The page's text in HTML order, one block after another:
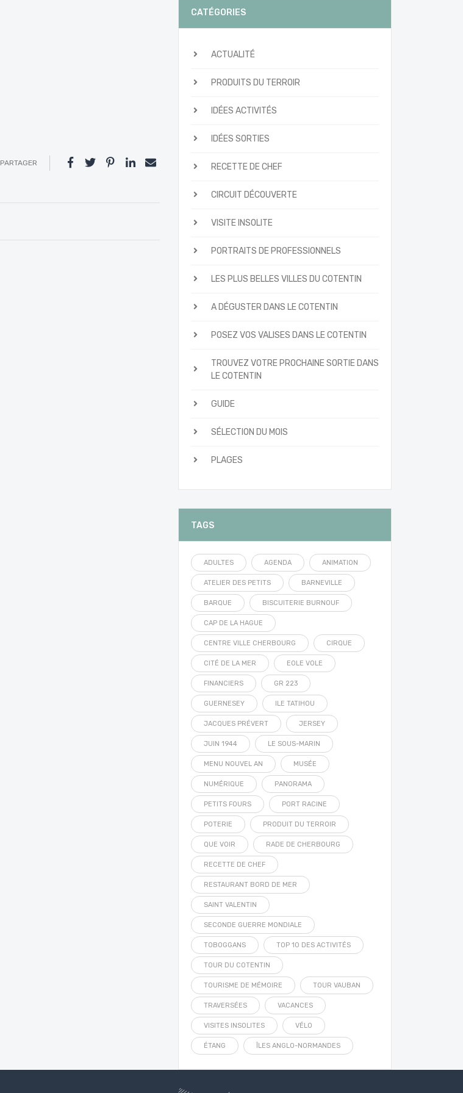
PARTAGER
CATÉGORIES
ACTUALITÉ
PRODUITS DU TERROIR
IDÉES ACTIVITÉS
IDÉES SORTIES
RECETTE DE CHEF
CIRCUIT DÉCOUVERTE
VISITE INSOLITE
PORTRAITS DE PROFESSIONNELS
LES PLUS BELLES VILLES DU COTENTIN
A DÉGUSTER DANS LE COTENTIN
POSEZ VOS VALISES DANS LE COTENTIN
TROUVEZ VOTRE PROCHAINE SORTIE DANS
LE COTENTIN
GUIDE
SÉLECTION DU MOIS
PLAGES
TAGS
ADULTES AGENDA ANIMATION
ATELIER DES PETITS BARNEVILLE
BARQUE BISCUITERIE BURNOUF
CAP DE LA HAGUE
CENTRE VILLE CHERBOURG CIRQUE
CITÉ DE LA MER EOLE VOLE
FINANCIERS GR 223
GUERNESEY ILE TATIHOU
JACQUES PRÉVERT JERSEY
JUIN 1944 LE SOUS-MARIN
MENU NOUVEL AN MUSÉE
NUMÉRIQUE PANORAMA
PETITS FOURS PORT RACINE
POTERIE PRODUIT DU TERROIR
QUE VOIR RADE DE CHERBOURG
RECETTE DE CHEF
RESTAURANT BORD DE MER
SAINT VALENTIN
SECONDE GUERRE MONDIALE
TOBOGGANS TOP 10 DES ACTIVITÉS
TOUR DU COTENTIN
TOURISME DE MÉMOIRE TOUR VAUBAN
TRAVERSÉES VACANCES
VISITES INSOLITES VÉLO
ÉTANG ÎLES ANGLO-NORMANDES